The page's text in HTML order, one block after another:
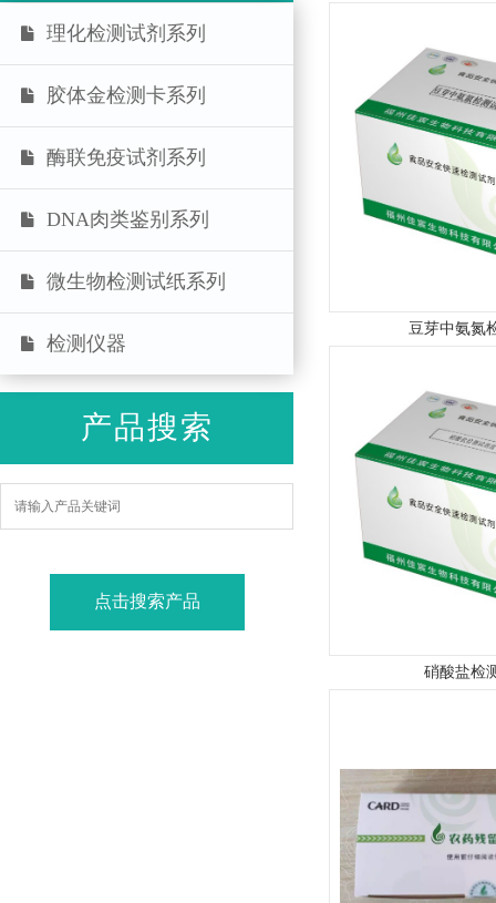
理化检测试剂系列
胶体金检测卡系列
酶联免疫试剂系列
DNA肉类鉴别系列
微生物检测试纸系列
检测仪器
产品搜索
豆芽中氨氮
硝酸盐检